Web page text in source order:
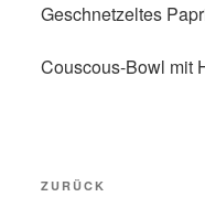
Geschnetzeltes
Couscous-Bowl mit
Vorheriger
ZURÜCK